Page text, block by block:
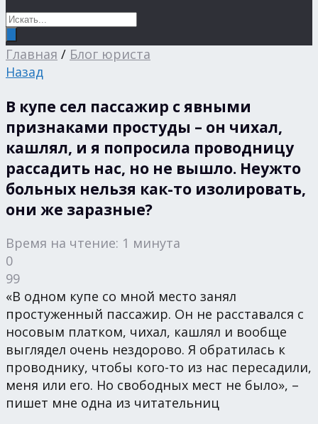
Главная / Блог юриста
Назад
В купе сел пассажир с явными
признаками простуды – он чихал,
кашлял, и я попросила проводницу
рассадить нас, но не вышло. Неужто
больных нельзя как-то изолировать,
они же заразные?
Время на чтение: 1 минута
0
99
«В одном купе со мной место занял
простуженный пассажир. Он не расставался с
носовым платком, чихал, кашлял и вообще
выглядел очень нездорово. Я обратилась к
проводнику, чтобы кого-то из нас пересадили,
меня или его. Но свободных мест не было», –
пишет мне одна из читательниц